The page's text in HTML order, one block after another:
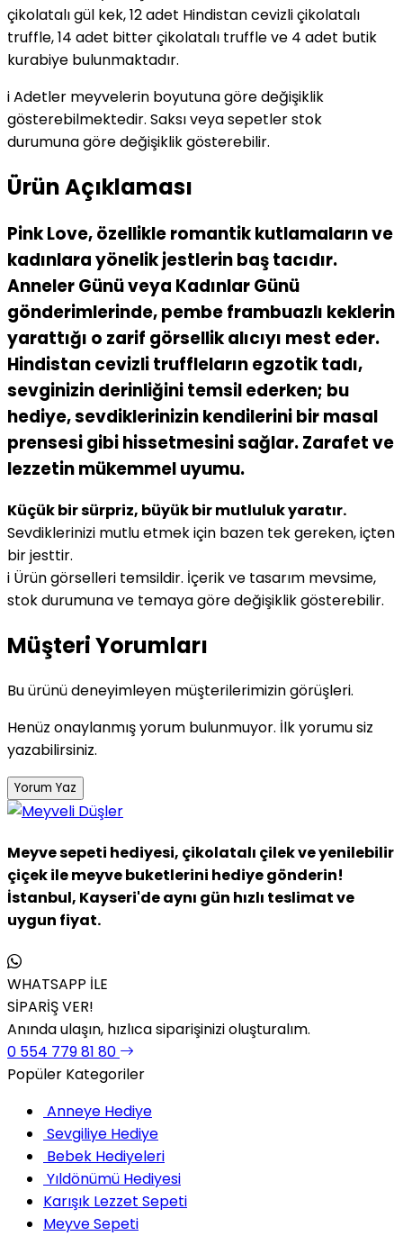
çikolatalı gül kek, 12 adet Hindistan cevizli çikolatalı
truffle, 14 adet bitter çikolatalı truffle ve 4 adet butik
kurabiye bulunmaktadır.
iAdetler meyvelerin boyutuna göre değişiklik
gösterebilmektedir. Saksı veya sepetler stok
durumuna göre değişiklik gösterebilir.
Ürün Açıklaması
Pink Love, özellikle romantik kutlamaların ve
kadınlara yönelik jestlerin baş tacıdır.
Anneler Günü veya Kadınlar Günü
gönderimlerinde, pembe frambuazlı keklerin
yarattığı o zarif görsellik alıcıyı mest eder.
Hindistan cevizli truffleların egzotik tadı,
sevginizin derinliğini temsil ederken; bu
hediye, sevdiklerinizin kendilerini bir masal
prensesi gibi hissetmesini sağlar. Zarafet ve
lezzetin mükemmel uyumu.
Küçük bir sürpriz, büyük bir mutluluk yaratır.
Sevdiklerinizi mutlu etmek için bazen tek gereken, içten
bir jesttir.
i Ürün görselleri temsildir. İçerik ve tasarım mevsime,
stok durumuna ve temaya göre değişiklik gösterebilir.
Müşteri Yorumları
Bu ürünü deneyimleyen müşterilerimizin görüşleri.
Henüz onaylanmış yorum bulunmuyor. İlk yorumu siz
yazabilirsiniz.
Yorum Yaz
Meyve sepeti hediyesi, çikolatalı çilek ve yenilebilir
çiçek ile meyve buketlerini hediye gönderin!
İstanbul, Kayseri'de aynı gün hızlı teslimat ve
uygun fiyat.
WHATSAPP İLE
SİPARİŞ VER!
Anında ulaşın, hızlıca siparişinizi oluşturalım.
0 554 779 81 80
Popüler Kategoriler
Anneye Hediye
Sevgiliye Hediye
Bebek Hediyeleri
Yıldönümü Hediyesi
Karışık Lezzet Sepeti
Meyve Sepeti